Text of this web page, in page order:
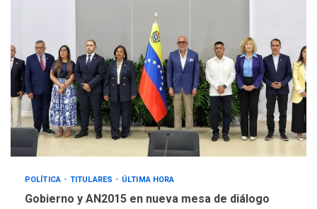
POLÍTICA TITULARES ÚLTIMA HORA
Gobierno y AN2015 en nueva mesa de diálogo